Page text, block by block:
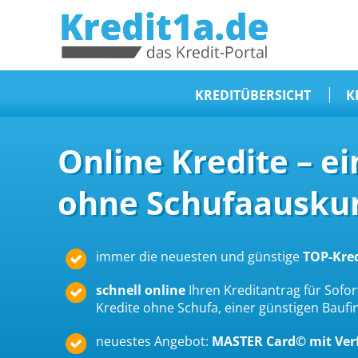
KREDIT1A.DE
KREDITÜBERSICHT
Kredit ohne Schufa
Baufinanzierungen
Kleinkredit
Beamtendarlehen
Kreditzusammenfassung
Online Kredite –
ohne
immer die neuesten und günstigeTOP-
schnell online Ihren Kreditantrag für
Kredite ohne Schufa, einer günstigen
neuestes Angebot: MASTER Card© mit